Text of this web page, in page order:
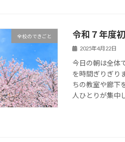
全校のできごと 令和７年度
2025年4月22日
今日の朝は全体
を時間ぎりぎり
ちの教室や廊下
人ひとりが集中